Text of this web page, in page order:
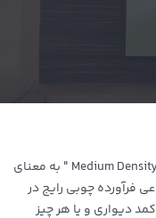
ام دی اف یا MDF مخفف عبارت " Medium Density Fiberboard " به معنای
فرآورده چوبی رایج در
دیواری و یا هر چیز